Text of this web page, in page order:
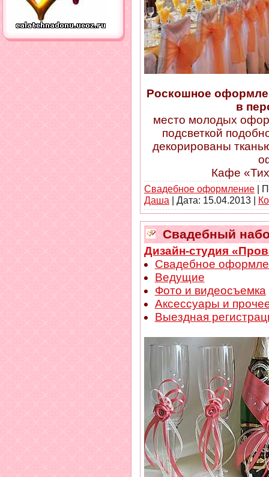
Роскошное
в
место молодых
подсветкой
декорированы
Кафе
Свадебное оформление |
Даша | Дата: 15.04.2013 |
Свадебный
Дизайн-студия
Свадебное
Ведущие
Фото и видеосъемка
Аксессуары и
Выездная